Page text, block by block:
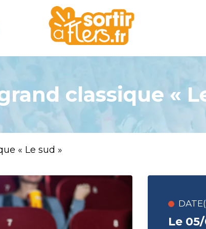
classique «
« Le sud »
Le